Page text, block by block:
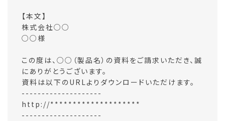
【本文】
株式会社○○
○○様
この度は、○○（製品名）の資料をご請求いただき、誠
にありがとうございます。
資料は以下のURLよりダウンロードいただけます。
--------------------
http://********************
--------------------